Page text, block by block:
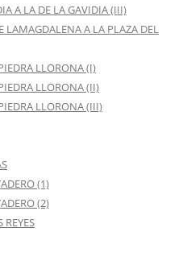
A LA DE LA GAVIDIA (III)
LAMAGDALENA A LA PLAZA DEL
LLORONA (I)
LLORONA (II)
LLORONA (III)
(1)
(2)
REYES